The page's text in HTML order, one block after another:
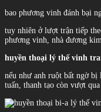
bao phương vinh đánh bại
tuy nhiên ở lượt trận tiếp
phương vinh, nhà đương
huyền thoại lý thế vinh
nếu như anh ruột bất ngờ
tuấn, thanh tạo còn vượt